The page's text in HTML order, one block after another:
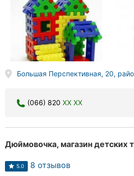
Большая Перспективная, 20,
(066) 820 XX XX
Дюймовочка, магазин детских
5.0 8 отзывов